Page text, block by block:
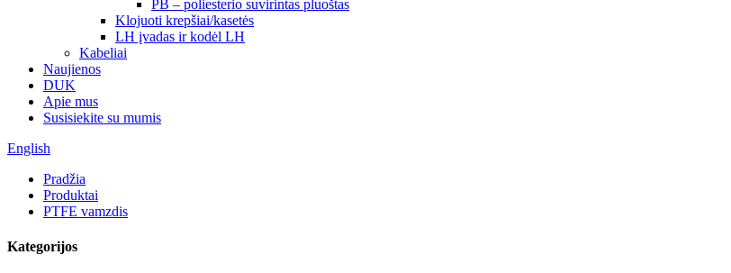
PB – poliesterio suvirintas pluoštas
Klojuoti krepšiai/kasetės
LH įvadas ir kodėl LH
Kabeliai
Naujienos
DUK
Apie mus
Susisiekite su mumis
English
Pradžia
Produktai
PTFE vamzdis
Kategorijos